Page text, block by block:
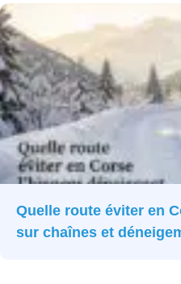
Quelle route éviter en
sur chaînes et